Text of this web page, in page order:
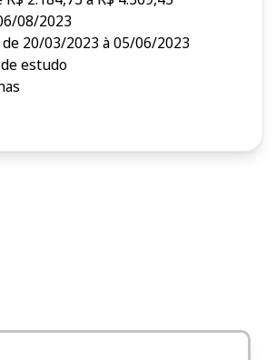
08/2023
20/03/2023 à 05/06/2023
estudo